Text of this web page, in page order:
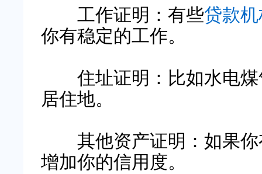
工作证明：有些贷款
你有稳定的工作。
住址证明：比如水电煤
居住地。
其他资产证明：如果你
增加你的信用度。